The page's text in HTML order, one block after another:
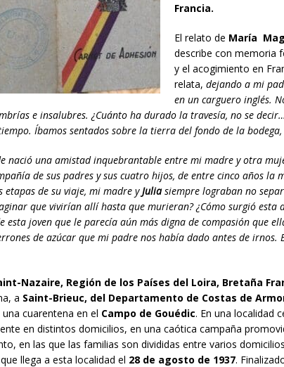
Francia.
El relato de María
describe con memoria
y el acogimiento en
relata, dejando a mi
en un carguero inglés.
e insalubres. ¿Cuánto ha durado la travesía, no se
Íbamos sentados sobre la tierra del fondo de la bodega,
nació una amistad inquebrantable entre mi madre y otra
de sus padres y sus cuatro hijos, de entre cinco años la
etapas de su viaje, mi madre yJuliasiempre lograban no
que vivirían allí hasta que murieran? ¿Cómo surgió esta
esta joven que le parecía aún más digna de compasión que
de azúcar que mi padre nos había dado antes de irnos.
Nazaire, Región de los Países del Loira, Bretaña
a Saint-Brieuc, del Departamento de Costas de
cuarentena en el Campo de Gouédic. En una localidad
en distintos domicilios, en una caótica campaña
en las que las familias son divididas entre varios
llega a esta localidad el 28 de agosto de 1937.